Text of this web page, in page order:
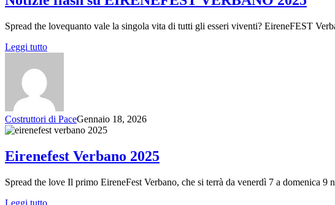
Spread the lovequanto vale la singola vita di tutti gli esseri viventi? EireneFEST
Leggi tutto
Costruttori di PaceGennaio 18, 2026
Eirenefest Verbano 2025
Spread the love Il primo EireneFest Verbano, che si terrà da venerdì 7 a domenica
Leggi tutto